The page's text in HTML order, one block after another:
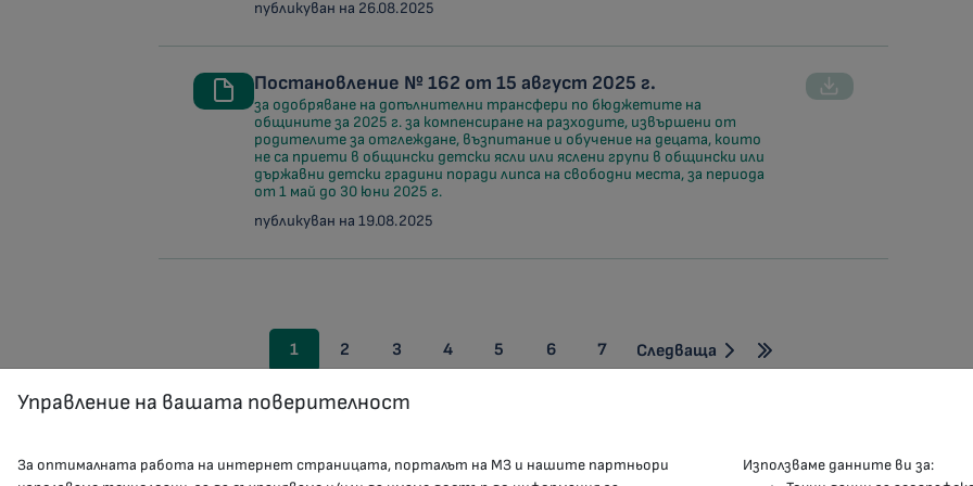
публикуван на 26.08.2025
Постановление № 162 от 15 август 2025 г.
за одобряване на допълнителни трансфери по бюджетите на
общините за 2025 г. за компенсиране на разходите, извършени от
родителите за отглеждане, възпитание и обучение на децата, които
не са приети в общински детски ясли или яслени групи в общински или
държавни детски градини поради липса на свободни места, за периода
от 1 май до 30 юни 2025 г.
публикуван на 19.08.2025
1 2 3 4 5 6 7 Следваща
Управление на вашата поверителност
За оптималната работа на интернет страницата, порталът на МЗ и нашите партньори
Използваме данните ви за: